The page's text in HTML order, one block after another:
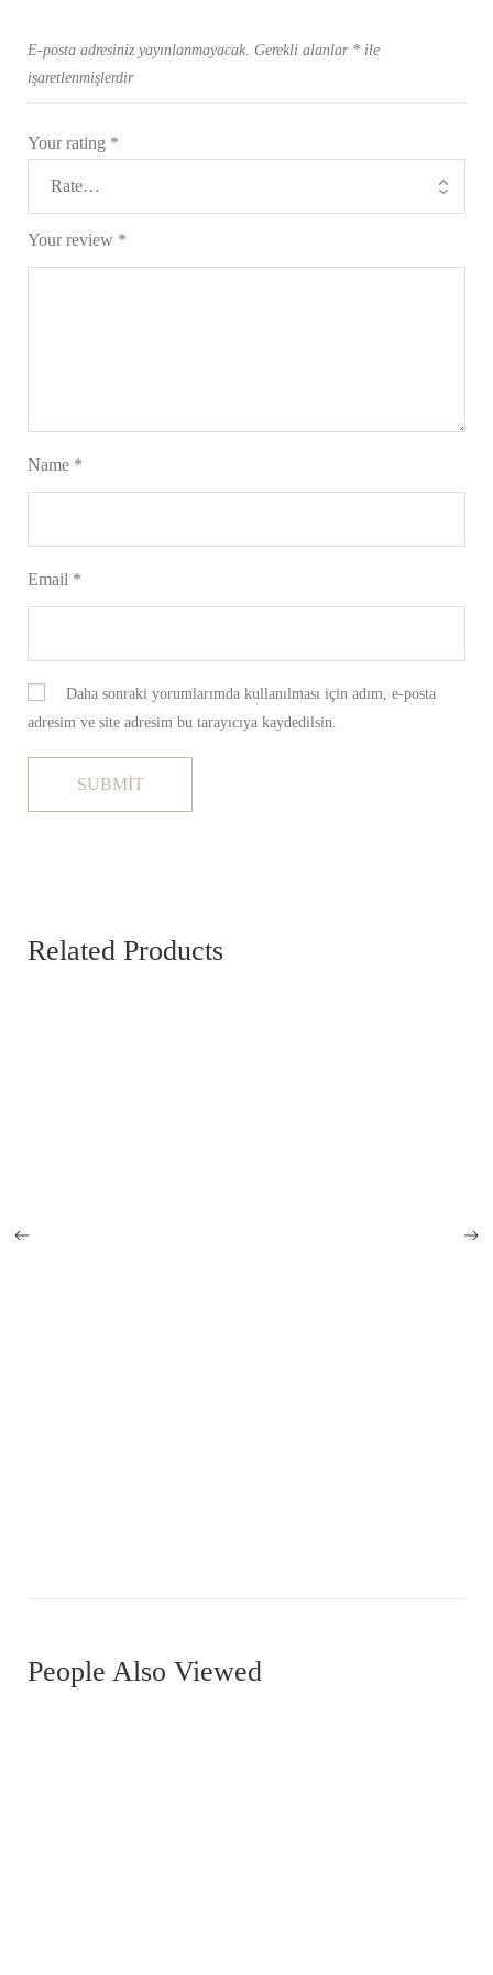
E-posta adresiniz yayınlanmayacak. Gerekli alanlar * ile
işaretlenmişlerdir
Your rating *
Your review *
Name *
Email *
Daha sonraki yorumlarımda kullanılması için adım, e-posta
adresim ve site adresim bu tarayıcıya kaydedilsin.
Related Products
People Also Viewed